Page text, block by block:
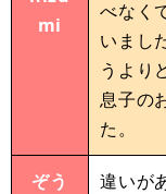
mi
べなく
いまし
うより
息子の
た。
ぞう 違いが